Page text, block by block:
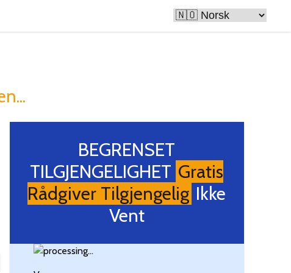
BEGRENSET
TILGJENGELIGHET Gratis
Rådgiver Tilgjengelig Ikke
Vent